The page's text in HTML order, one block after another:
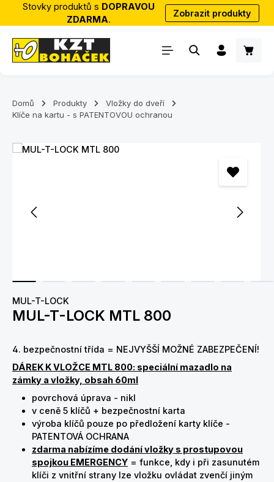
Přejít na hlavní obsah
Stovky produktů s DOPRAVOU
ZDARMA.
Zobrazit produkty
Domů Produkty
Vložky do dveří
Klíče na kartu - s PATENTOVOU ochranou
Přeskočit galerii obrázků
MUL-T-LOCK
MUL-T-LOCK MTL 800
4. bezpečnostní třída = NEJVYŠŠÍ MOŽNÉ ZABEZPEČENÍ!
DÁREK K VLOŽCE MTL 800: speciální mazadlo na
zámky a vložky, obsah 60ml
povrchová úprava - nikl
v ceně 5 klíčů + bezpečnostní karta
výroba klíčů pouze po předložení karty klíče -
PATENTOVÁ OCHRANA
zdarma nabízíme dodání vložky s prostupovou
spojkou EMERGENCY = funkce, kdy i při zasunutém
klíči z vnitřní strany lze vložku ovládat zvenčí jiným